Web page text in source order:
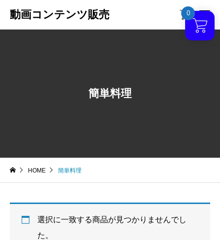
動画コンテンツ販売 
簡単料理
HOME 簡単料理
選択に一致する商品が見つかりませんでし
た。
0